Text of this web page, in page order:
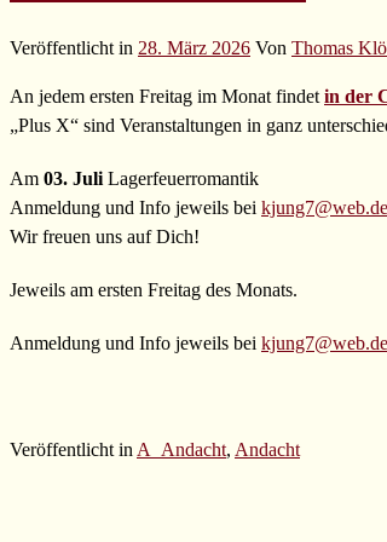
Veröffentlicht in 28. März 2026 Von Thomas
An jedem ersten Freitag im Monat findet in der
„Plus X“ sind Veranstaltungen in ganz
Am 03. Juli Lagerfeuerromantik
Anmeldung und Info jeweils bei kjung7@web.de
Wir freuen uns auf Dich!
Jeweils am ersten Freitag des Monats.
Anmeldung und Info jeweils bei kjung7@web.de
Veröffentlicht in A_Andacht, Andacht